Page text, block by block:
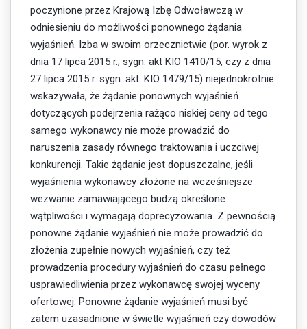
poczynione przez Krajową Izbę Odwoławczą w
odniesieniu do możliwości ponownego żądania
wyjaśnień. Izba w swoim orzecznictwie (por. wyrok z
dnia 17 lipca 2015 r.; sygn. akt KIO 1410/15, czy z dnia
27 lipca 2015 r. sygn. akt. KIO 1479/15) niejednokrotnie
wskazywała, że żądanie ponownych wyjaśnień
dotyczących podejrzenia rażąco niskiej ceny od tego
samego wykonawcy nie może prowadzić do
naruszenia zasady równego traktowania i uczciwej
konkurencji. Takie żądanie jest dopuszczalne, jeśli
wyjaśnienia wykonawcy złożone na wcześniejsze
wezwanie zamawiającego budzą określone
wątpliwości i wymagają doprecyzowania. Z pewnością
ponowne żądanie wyjaśnień nie może prowadzić do
złożenia zupełnie nowych wyjaśnień, czy też
prowadzenia procedury wyjaśnień do czasu pełnego
usprawiedliwienia przez wykonawcę swojej wyceny
ofertowej. Ponowne żądanie wyjaśnień musi być
zatem uzasadnione w świetle wyjaśnień czy dowodów